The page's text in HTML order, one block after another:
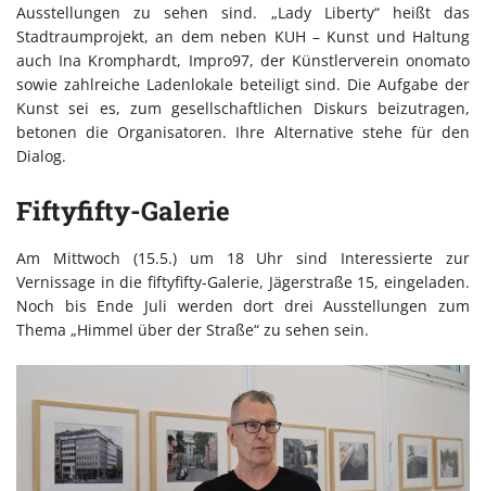
Ausstellungen zu sehen sind. „Lady Liberty“ heißt das
Stadtraumprojekt, an dem neben KUH – Kunst und Haltung
auch Ina Kromphardt, Impro97, der Künstlerverein onomato
sowie zahlreiche Ladenlokale beteiligt sind. Die Aufgabe der
Kunst sei es, zum gesellschaftlichen Diskurs beizutragen,
betonen die Organisatoren. Ihre Alternative stehe für den
Dialog.
Fiftyfifty-Galerie
Am Mittwoch (15.5.) um 18 Uhr sind Interessierte zur
Vernissage in die fiftyfifty-Galerie, Jägerstraße 15, eingeladen.
Noch bis Ende Juli werden dort drei Ausstellungen zum
Thema „Himmel über der Straße“ zu sehen sein.